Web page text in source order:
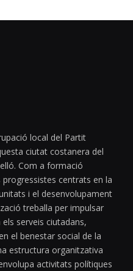
local del Partit
ciutat costanera del
Com a formació
centrats en la
i el desenvolupament
treballa per impulsar
serveis ciutadans,
el benestar social de la
estructura organitzativa
activitats polítiques